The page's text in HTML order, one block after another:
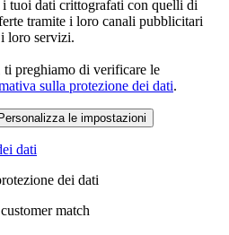
tuoi dati crittografati con quelli di
tramite i loro canali pubblicitari
loro servizi.
ti preghiamo di verificare le
sulla protezione dei dati.
le impostazioni
dati
dei dati
match